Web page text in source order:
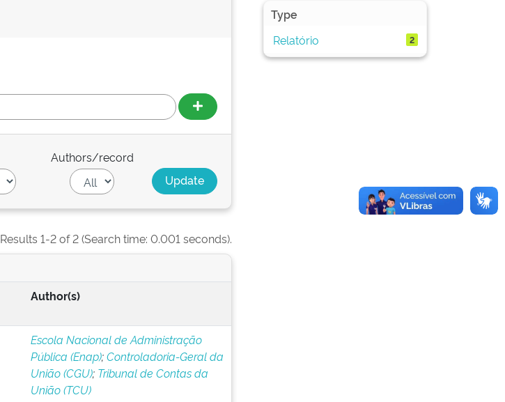
Authors/record
Results 1-2 of 2 (Search time: 0.001 seconds).
Author(s)
Escola Nacional de Administração
Pública (Enap);Controladoria-Geral da
União (CGU); Tribunal de Contas da
União (TCU)
Type
Relatório
2